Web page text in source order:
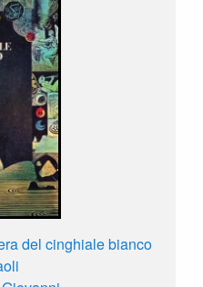
del cinghiale bianco